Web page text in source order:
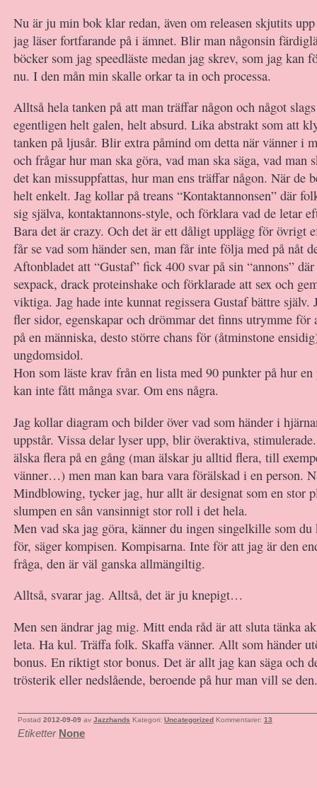
Nu är ju min bok klar redan, även om releasen skjutits
jag läser fortfarande på i ämnet. Blir man någonsin
böcker som jag speedläste medan jag skrev, som jag kan
nu. I den mån min skalle orkar ta in och processa.
Alltså hela tanken på att man träffar någon och något
egentligen helt galen, helt absurd. Lika abstrakt som att
tanken på ljusår. Blir extra påmind om detta när vänner i
och frågar hur man ska göra, vad man ska säga, vad man
det kan missuppfattas, hur man ens träffar någon. När de
helt enkelt. Jag kollar på treans “Kontaktannonsen” där
sig själva, kontaktannons-style, och förklara vad de letar
Bara det är crazy. Och det är ett dåligt upplägg för övrigt
får se vad som händer sen, man får inte följa med på nåt
Aftonbladet att “Gustaf” fick 400 svar på sin “annons”
sexpack, drack proteinshake och förklarade att sex och
viktiga. Jag hade inte kunnat regissera Gustaf bättre själv.
fler sidor, egenskapar och drömmar det finns utrymme för
på en människa, desto större chans för (åtminstone
ungdomsidol.
Hon som läste krav från en lista med 90 punkter på hur en
kan inte fått många svar. Om ens några.
Jag kollar diagram och bilder över vad som händer i
uppstår. Vissa delar lyser upp, blir överaktiva,
älska flera på en gång (man älskar ju alltid flera, till
vänner…) men man kan bara vara förälskad i en person.
Mindblowing, tycker jag, hur allt är designat som en stor
slumpen en sån vansinnigt stor roll i det hela.
Men vad ska jag göra, känner du ingen singelkille som du
för, säger kompisen. Kompisarna. Inte för att jag är den
fråga, den är väl ganska allmängiltig.
Alltså, svarar jag. Alltså, det är ju knepigt…
Men sen ändrar jag mig. Mitt enda råd är att sluta tänka
leta. Ha kul. Träffa folk. Skaffa vänner. Allt som händer
bonus. En riktigt stor bonus. Det är allt jag kan säga och
trösterik eller nedslående, beroende på hur man vill se den.
Postad 2012-09-09 av Jazzhands Kategori: Uncategorized Kommentarer: 13
Etiketter None